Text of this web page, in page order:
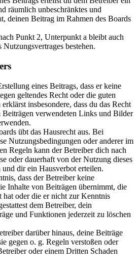
räumlich unbeschränktes und
deinen Beitrag im Rahmen des Boards
Punkt 2, Unterpunkt a bleibt auch
bestehen.
eines Beitrags, dass er keine
geltendes Recht oder die guten
insbesondere, dass du das Recht
Beiträgen verwendeten Links und Bilder
übt das Hausrecht aus. Bei
Nutzungsbedingungen oder anderer im
Regeln kann der Betreiber dich nach
oder dauerhaft von der Nutzung dieses
und dir ein Hausverbot erteilen.
dass der Betreiber keine
Inhalte von Beiträgen übernimmt, die
hat oder die er nicht zur Kenntnis
dem Betreiber, dein
und Funktionen jederzeit zu löschen
darüber hinaus, deine Beiträge
gegen o. g. Regeln verstoßen oder
oder einem Dritten Schaden